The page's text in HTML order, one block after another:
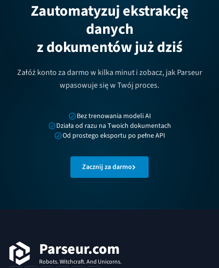
Zautomatyzuj ekstrakcję
danych
z dokumentów już dziś
Załóż konto za darmo w kilka minut i zobacz, jak Parseur
wpasowuje się w Twój proces.
Bez trenowania modeli AI
Działa od razu na Twoich dokumentach
Od prostego eksportu po pełne API
Zacznij za darmo
Parseur.com
Robots. Witchcraft. And Unicorns.